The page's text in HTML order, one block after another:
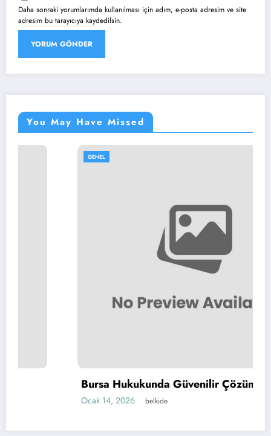
Daha sonraki yorumlarımda kullanılması için adım, e-posta adresim ve site
adresim bu tarayıcıya kaydedilsin.
You May Have Missed
Bursa Hukukunda Güvenilir Çözümler
Ocak 14, 2026 belkide